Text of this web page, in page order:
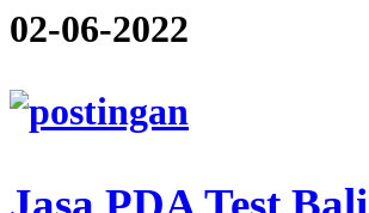
02-06-2022